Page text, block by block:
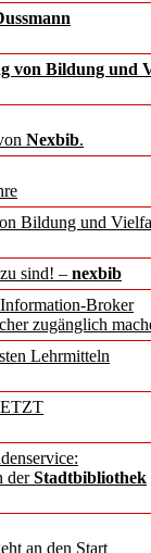
von Bildung und
Nexbib.
Bildung und
sind! – nexbib
Broker
zugänglich
Lehrmitteln
derStadtbibliothek
an den Start
–
für
in
neu